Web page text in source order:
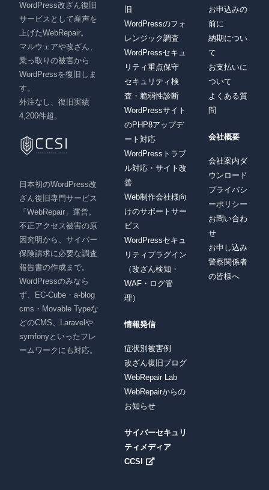
WordPress改ざん復旧
サービスとして産声を
上げたWebRepair。
マルウェアや改ざん、
乗っ取りの被害から
WordPressを復旧しま
す。
外注なし、復旧実績
4,200件超。
日本初のWordPress改
ざん復旧専門サービス
「WebRepair」運営。
不正アクセス被害の原
因究明から、サイバー
保険請求に必要な調査
報告書の作成まで。
WordPressのみなら
ず、EC-Cube・a-blog
cms・Movable Typeな
どのCMS、Laravelや
symfonyといったフレ
ームワークにも対応。
旧
WordPressのフォ
レンジック調査
WordPressセキュ
リティ重点保守
セキュリティ検
査・脆弱性診断
WordPressサイト
のPHP8アップデ
ート対応
WordPressトラブ
ル対応・サイト改
善
Web制作会社様向
けのサポートサー
ビス
WordPressセキュ
リティプラグイン
（改ざん検知・
WAF・ログ管
理）
情報発信
症状別被害例
改ざん復旧ブログ
WebRepair Lab
WebRepairからの
お知らせ
サイバーセキュリ
ティメディア
CCSI
お申込みの
前に
納期につい
て
お支払いに
ついて
よくある質
問
会社概要
会社案内ダ
ウンロード
プライバシ
ーポリシー
お問い合わ
せ
お申し込み
警察関係者
の皆様へ